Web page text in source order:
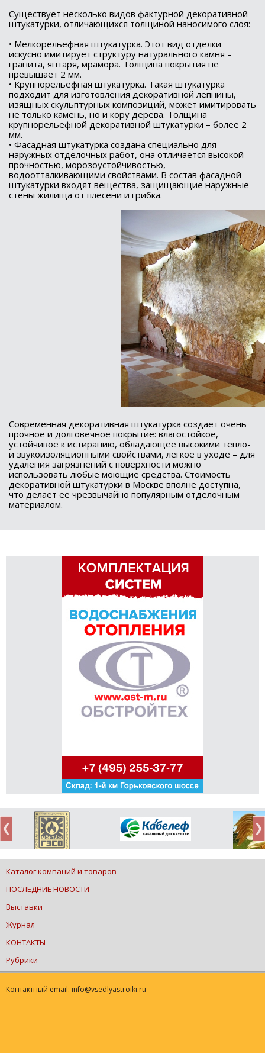
Существует несколько видов фактурной декоративной
штукатурки, отличающихся толщиной наносимого слоя:
• Мелкорельефная штукатурка. Этот вид отделки
искусно имитирует структуру натурального камня –
гранита, янтаря, мрамора. Толщина покрытия не
превышает 2 мм.
• Крупнорельефная штукатурка. Такая штукатурка
подходит для изготовления декоративной лепнины,
изящных скульптурных композиций, может имитировать
не только камень, но и кору дерева. Толщина
крупнорельефной декоративной штукатурки – более 2
мм.
• Фасадная штукатурка создана специально для
наружных отделочных работ, она отличается высокой
прочностью, морозоустойчивостью,
водоотталкивающими свойствами. В состав фасадной
штукатурки входят вещества, защищающие наружные
стены жилища от плесени и грибка.
Современная декоративная штукатурка создает очень
прочное и долговечное покрытие: влагостойкое,
устойчивое к истиранию, обладающее высокими тепло-
и звукоизоляционными свойствами, легкое в уходе – для
удаления загрязнений с поверхности можно
использовать любые моющие средства. Стоимость
декоративной штукатурки в Москве вполне доступна,
что делает ее чрезвычайно популярным отделочным
материалом.
Каталог компаний и товаров
ПОСЛЕДНИЕ НОВОСТИ
Выставки
Журнал
КОНТАКТЫ
Рубрики
Контактный email: info@vsedlyastroiki.ru